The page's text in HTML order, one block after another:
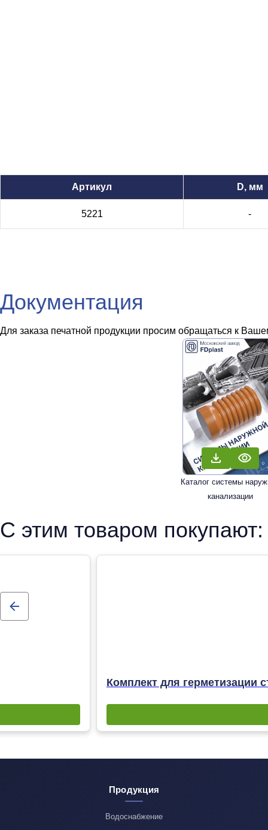
Артикул D, мм
5221 -
Документация
Для заказа печатной продукции просим обращаться к
Каталог системы
канализации
С этим товаром покупают:
Комплект для герметизации
Продукция
Водоснабжение